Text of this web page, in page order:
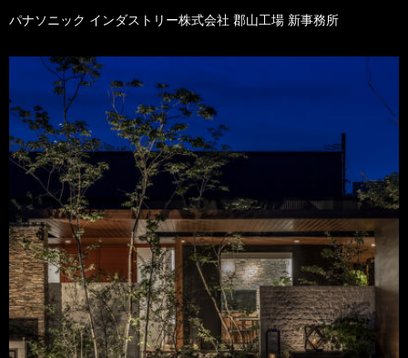
パナソニック インダストリー株式会社 郡山工場 新事務所